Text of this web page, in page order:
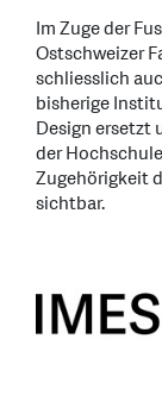
Im Zuge der
Ostschweizer
schliesslich
bisherige
Design ersetzt
der
Zugehörigkeit
sichtbar.